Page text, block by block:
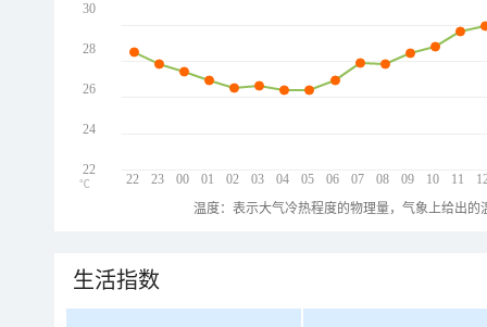
22 23 00 01 02 03 04 05 06 07 08 09 10 11
30
28
26
24
22
℃
温度：表示大气冷热程度的物理量，气象上给出
生活指数